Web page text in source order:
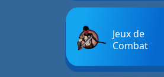
Jeux de
Combat